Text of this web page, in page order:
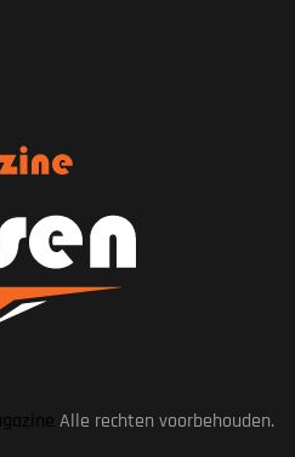
Alle rechten voorbehouden.